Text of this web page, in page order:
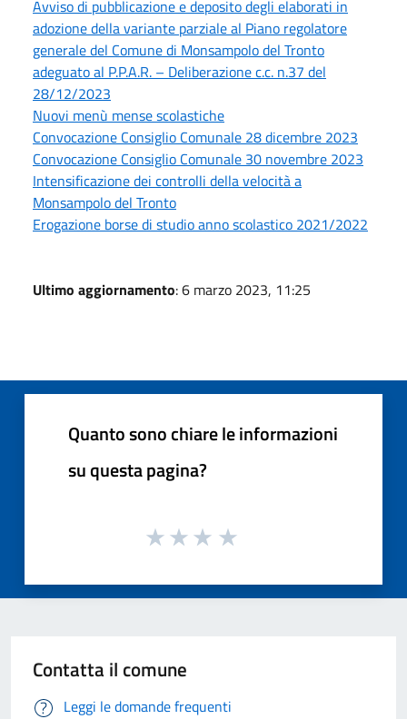
Avviso di pubblicazione e deposito degli elaborati in
adozione della variante parziale al Piano regolatore
generale del Comune di Monsampolo del Tronto
adeguato al P.P.A.R. – Deliberazione c.c. n.37 del
28/12/2023
Nuovi menù mense scolastiche
Convocazione Consiglio Comunale 28 dicembre 2023
Convocazione Consiglio Comunale 30 novembre 2023
Intensificazione dei controlli della velocità a
Monsampolo del Tronto
Erogazione borse di studio anno scolastico 2021/2022
Ultimo aggiornamento: 6 marzo 2023, 11:25
Quanto sono chiare le informazioni
su questa pagina?
Contatta il comune
Leggi le domande frequenti